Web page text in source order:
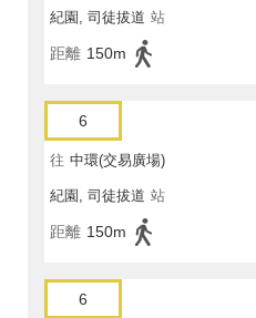
紀園, 司徒拔道 站
距離 150m
6
往 中環(交易廣場)
紀園, 司徒拔道 站
距離 150m
6